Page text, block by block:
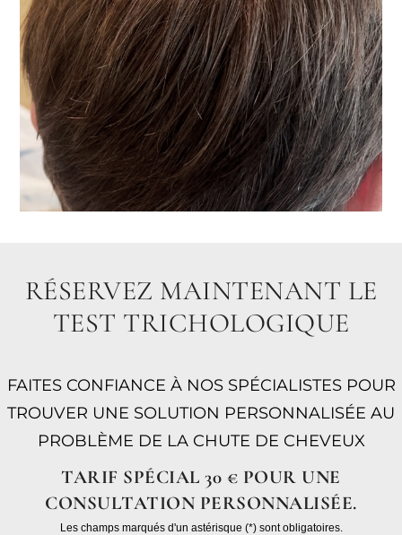
RÉSERVEZ MAINTENANT LE
TEST TRICHOLOGIQUE
FAITES CONFIANCE À NOS SPÉCIALISTES POUR
TROUVER UNE SOLUTION PERSONNALISÉE AU
PROBLÈME DE LA CHUTE DE CHEVEUX
TARIF SPÉCIAL 30 € POUR UNE
CONSULTATION PERSONNALISÉE.
Les champs marqués d'un astérisque (*) sont obligatoires.